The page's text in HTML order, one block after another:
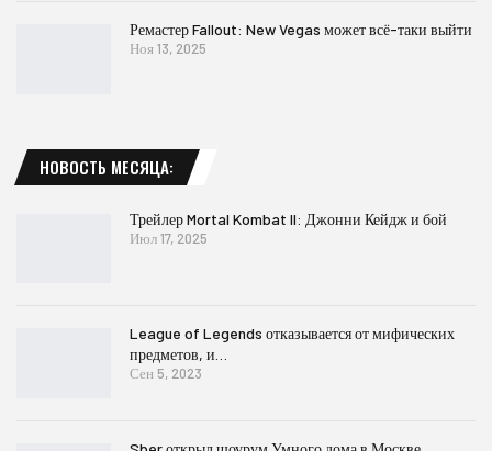
Ремастер Fallout: New Vegas может всё-таки выйти
Ноя 13, 2025
НОВОСТЬ МЕСЯЦА:
Трейлер Mortal Kombat II: Джонни Кейдж и бой
Июл 17, 2025
League of Legends отказывается от мифических
предметов, и…
Сен 5, 2023